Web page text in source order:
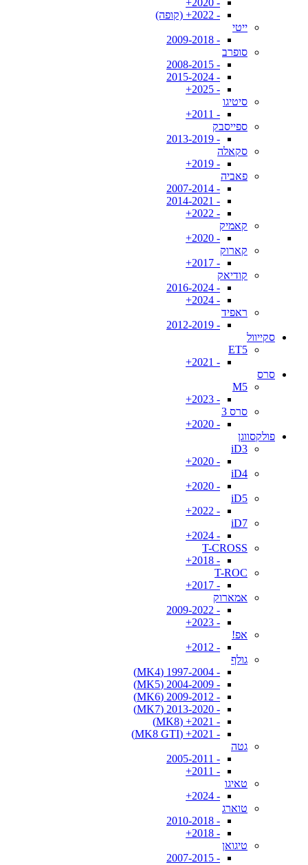
- 2020+
- 2022+ (קופה)
ייטי
- 2009-2018
סופרב
- 2008-2015
- 2015-2024
- 2025+
סיטיגו
- 2011+
ספייסבק
- 2013-2019
סקאלה
- 2019+
פאביה
- 2007-2014
- 2014-2021
- 2022+
קאמיק
- 2020+
קארוק
- 2017+
קודיאק
- 2016-2024
- 2024+
ראפיד
- 2012-2019
סקייוול
ET5
- 2021+
סרס
M5
- 2023+
סרס 3
- 2020+
פולקסווגן
iD3
- 2020+
iD4
- 2020+
iD5
- 2022+
iD7
- 2024+
T-CROSS
- 2018+
T-ROC
- 2017+
אמארוק
- 2009-2022
- 2023+
אפ!
- 2012+
גולף
- 1997-2004 (MK4)
- 2004-2009 (MK5)
- 2009-2012 (MK6)
- 2013-2020 (MK7)
- 2021+ (MK8)
- 2021+ (MK8 GTI)
גטה
- 2005-2011
- 2011+
טאיגו
- 2024+
טוארג
- 2010-2018
- 2018+
טיגואן
- 2007-2015